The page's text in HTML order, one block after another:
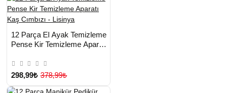
TESLİMAT
12 Parça El Ayak Temizleme
Pense Kir Temizleme Aparatı
298,99₺ 378,99₺